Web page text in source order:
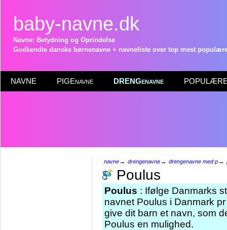
baby-navne.dk
Navne: Betydning og Oprindelse
Godkendte danske børnenavne + navneliste over top mest
NAVNE PIGEnavne DRENGenavne POPULÆRE
navne→ drengenavne→ drengenavne med p→
Poulus
Poulus : Ifølge Danmarks
navnet Poulus i Danmark
give dit barn et navn, som
Poulus en mulighed.